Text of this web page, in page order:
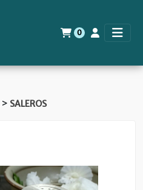
0
> SALEROS